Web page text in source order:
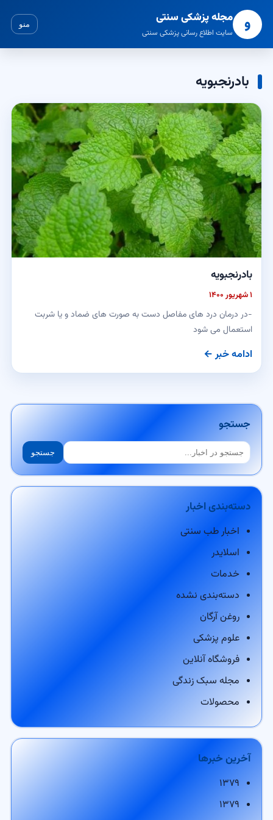
و مجله پزشکی سنتی
سایت اطلاع رسانی پزشکی سنتی
منو
بادرنجبویه
بادرنجبویه
۱ شهریور ۱۴۰۰
-در درمان درد های مفاصل دست به صورت های ضماد و یا شربت
استعمال می شود
ادامه خبر ←
جستجو
جستجو جستجو
دسته‌بندی اخبار
اخبار طب سنتی
اسلایدر
خدمات
دسته‌بندی نشده
روغن آرگان
علوم پزشکی
فروشگاه آنلاین
مجله سبک زندگی
محصولات
آخرین خبرها
۱۳۷۹
۱۳۷۹